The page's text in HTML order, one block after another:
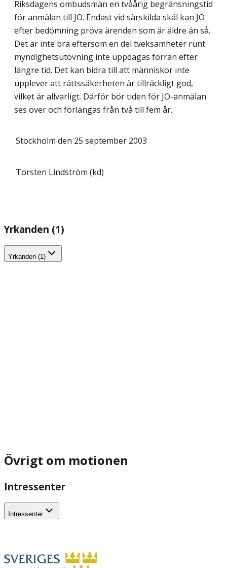
Riksdagens ombudsmän en tvåårig begränsningstid
för anmälan till JO. Endast vid särskilda skäl kan JO
efter bedömning pröva ärenden som är äldre än så.
Det är inte bra eftersom en del tveksamheter runt
myndighetsutövning inte uppdagas förrän efter
längre tid. Det kan bidra till att människor inte
upplever att rättssäkerheten är tillräckligt god,
vilket är allvarligt. Därför bör tiden för JO-anmälan
ses över och förlängas från två till fem år.
Stockholm den 25 september 2003
Torsten Lindström (kd)
Yrkanden (1)
Yrkanden (1)
Övrigt om motionen
Intressenter
Intressenter